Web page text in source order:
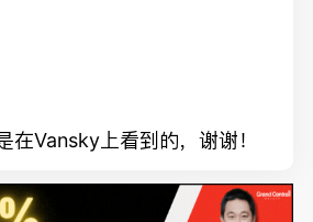
在Vansky上看到的，谢谢！